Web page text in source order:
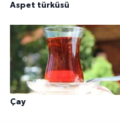
Aspet türküsü
Çay